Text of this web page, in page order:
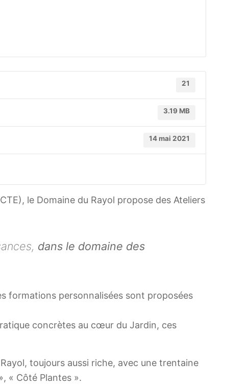
21
3.19 MB
14 mai 2021
le Domaine du Rayol propose des Ateliers
dans le domaine des
formations personnalisées sont proposées
concrètes au cœur du Jardin, ces
toujours aussi riche, avec une trentaine
« Côté Plantes ».